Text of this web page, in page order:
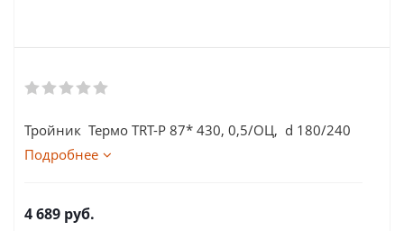
Тройник Термо TRT-P 87* 430, 0,5/ОЦ, d 180/240
Подробнее
4 689 руб.